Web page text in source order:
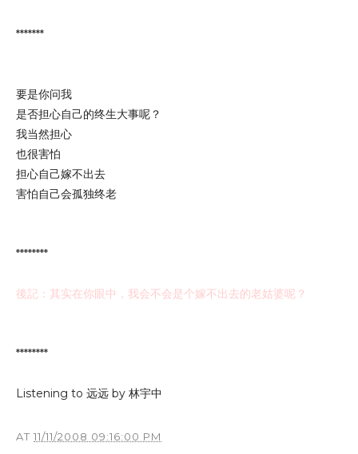
*******
要是你问我
是否担心自己的终生大事呢？
我当然担心
也很害怕
担心自己嫁不出去
害怕自己会孤独终老
********
後記： 其实在你眼中，我会不会是个嫁不出去的老姑婆呢？
********
Listening to 远远 by 林宇中
AT 11/11/2008 09:16:00 PM